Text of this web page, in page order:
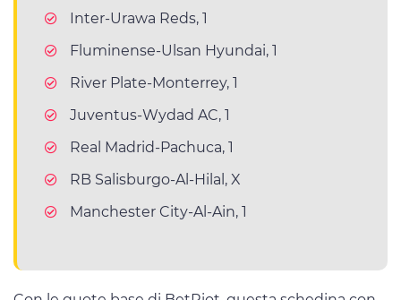
Inter-Urawa Reds, 1
Fluminense-Ulsan Hyundai, 1
River Plate-Monterrey, 1
Juventus-Wydad AC, 1
Real Madrid-Pachuca, 1
RB Salisburgo-Al-Hilal, X
Manchester City-Al-Ain, 1